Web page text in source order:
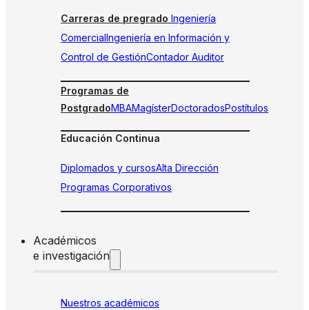
Carreras de pregrado Ingeniería
ComercialIngeniería en Información y
Control de GestiónContador Auditor
Programas de
PostgradoMBAMagísterDoctoradosPostítulos
Educación Continua
Diplomados y cursosAlta Dirección
Programas Corporativos
Académicos
e investigación
Nuestros académicos